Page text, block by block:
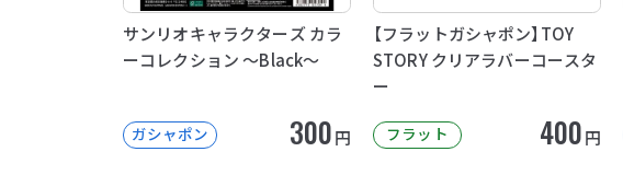
サンリオキャラクターズ カラ
ーコレクション ～Black～
ガシャポン 300円
【フラットガシャポン】TOY
STORY クリアラバーコースタ
ー
フラット 400円